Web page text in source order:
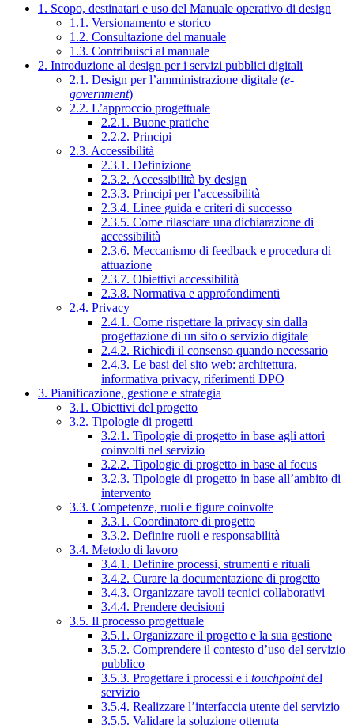
1. Scopo, destinatari e uso del Manuale operativo di design
1.1. Versionamento e storico
1.2. Consultazione del manuale
1.3. Contribuisci al manuale
2. Introduzione al design per i servizi pubblici digitali
2.1. Design per l’amministrazione digitale (e-
government)
2.2. L’approccio progettuale
2.2.1. Buone pratiche
2.2.2. Principi
2.3. Accessibilità
2.3.1. Definizione
2.3.2. Accessibilità by design
2.3.3. Principi per l’accessibilità
2.3.4. Linee guida e criteri di successo
2.3.5. Come rilasciare una dichiarazione di
accessibilità
2.3.6. Meccanismo di feedback e procedura di
attuazione
2.3.7. Obiettivi accessibilità
2.3.8. Normativa e approfondimenti
2.4. Privacy
2.4.1. Come rispettare la privacy sin dalla
progettazione di un sito o servizio digitale
2.4.2. Richiedi il consenso quando necessario
2.4.3. Le basi del sito web: architettura,
informativa privacy, riferimenti DPO
3. Pianificazione, gestione e strategia
3.1. Obiettivi del progetto
3.2. Tipologie di progetti
3.2.1. Tipologie di progetto in base agli attori
coinvolti nel servizio
3.2.2. Tipologie di progetto in base al focus
3.2.3. Tipologie di progetto in base all’ambito di
intervento
3.3. Competenze, ruoli e figure coinvolte
3.3.1. Coordinatore di progetto
3.3.2. Definire ruoli e responsabilità
3.4. Metodo di lavoro
3.4.1. Definire processi, strumenti e rituali
3.4.2. Curare la documentazione di progetto
3.4.3. Organizzare tavoli tecnici collaborativi
3.4.4. Prendere decisioni
3.5. Il processo progettuale
3.5.1. Organizzare il progetto e la sua gestione
3.5.2. Comprendere il contesto d’uso del servizio
pubblico
3.5.3. Progettare i processi e i touchpointdel
servizio
3.5.4. Realizzare l’interfaccia utente del servizio
3.5.5. Validare la soluzione ottenuta